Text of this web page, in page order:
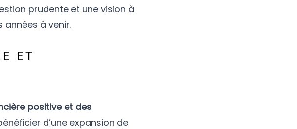
prudente et une vision à
années à venir.
ET
positive et des
d’une expansion de